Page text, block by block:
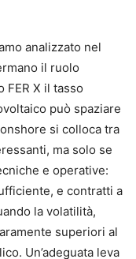
analizzato nel
il ruolo
X il tasso
può spaziare
si colloca tra
ma solo se
e operative:
e contratti a
la volatilità,
superiori al
Un’adeguata leva